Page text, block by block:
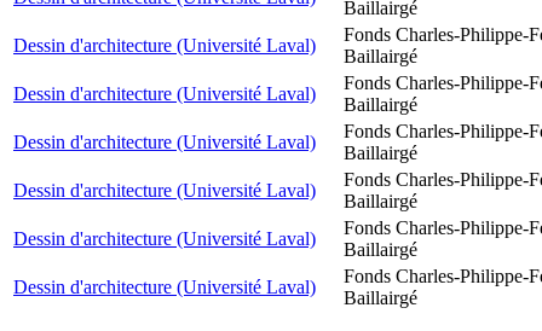
Baillairgé
Dessin d'architecture (Université Laval)
Fonds Charles-Philippe-
Baillairgé
Dessin d'architecture (Université Laval)
Fonds Charles-Philippe-
Baillairgé
Dessin d'architecture (Université Laval)
Fonds Charles-Philippe-
Baillairgé
Dessin d'architecture (Université Laval)
Fonds Charles-Philippe-
Baillairgé
Dessin d'architecture (Université Laval)
Fonds Charles-Philippe-
Baillairgé
Dessin d'architecture (Université Laval)
Fonds Charles-Philippe-
Baillairgé